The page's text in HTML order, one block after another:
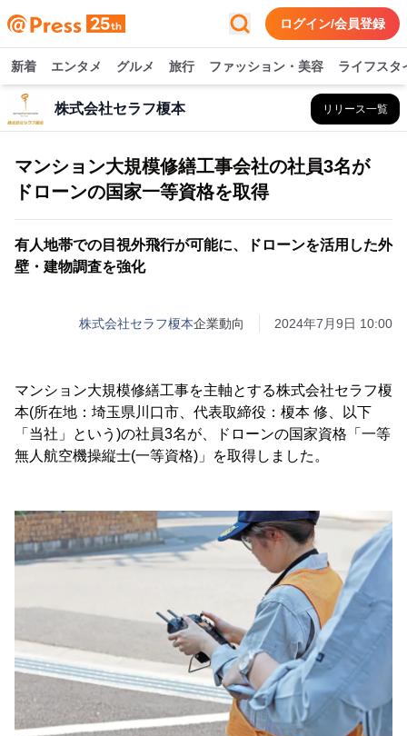
ログイン/会員登録
新着 エンタメ グルメ 旅行 ファッション・美容 ライフスタ
株式会社セラフ榎本 リリース一覧
マンション大規模修繕工事会社の社員3名が
ドローンの国家一等資格を取得
有人地帯での目視外飛行が可能に、ドローンを活用した外
壁・建物調査を強化
株式会社セラフ榎本企業動向 2024年7月9日 10:00
マンション大規模修繕工事を主軸とする株式会社セラフ榎
本(所在地：埼玉県川口市、代表取締役：榎本 修、以下
「当社」という)の社員3名が、ドローンの国家資格「一等
無人航空機操縦士(一等資格)」を取得しました。